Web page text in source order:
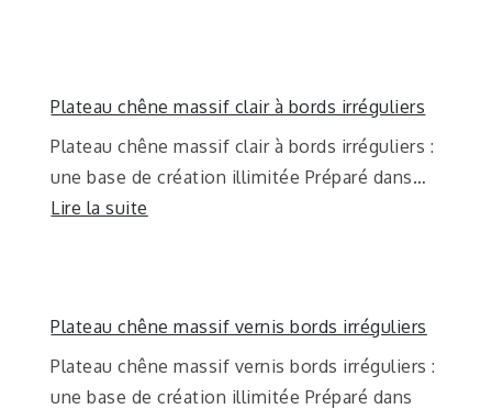
Plateau chêne massif clair à bords irréguliers
Plateau chêne massif clair à bords irréguliers :
une base de création illimitée Préparé dans…
Lire la suite
Plateau chêne massif vernis bords irréguliers
Plateau chêne massif vernis bords irréguliers :
une base de création illimitée Préparé dans